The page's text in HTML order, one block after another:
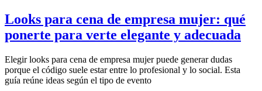
Looks para cena de empresa mujer: qué
ponerte para verte elegante y adecuada
Elegir looks para cena de empresa mujer puede generar dudas
porque el código suele estar entre lo profesional y lo social. Esta
guía reúne ideas según el tipo de evento